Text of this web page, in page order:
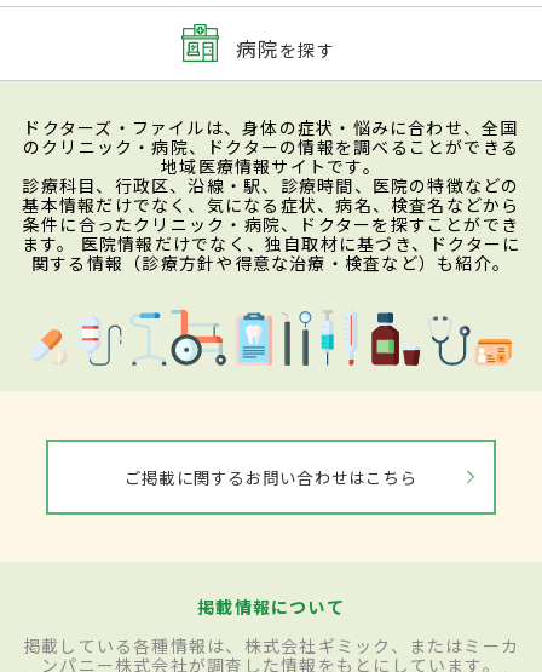
病院を探す
ドクターズ・ファイルは、身体の症状・悩みに合わせ、全国
のクリニック・病院、ドクターの情報を調べることができる
地域医療情報サイトです。
診療科目、行政区、沿線・駅、診療時間、医院の特徴などの
基本情報だけでなく、気になる症状、病名、検査名などから
条件に合ったクリニック・病院、ドクターを探すことができ
ます。 医院情報だけでなく、独自取材に基づき、ドクターに
関する情報（診療方針や得意な治療・検査など）も紹介。
ご掲載に関するお問い合わせはこちら
掲載情報について
掲載している各種情報は、株式会社ギミック、またはミーカ
ンパニー株式会社が調査した情報をもとにしています。